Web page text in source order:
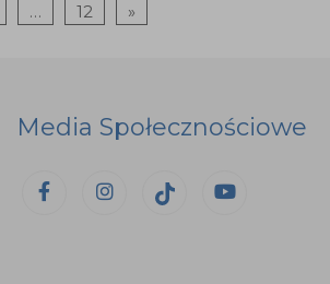
… 12 »
Media Społecznościowe